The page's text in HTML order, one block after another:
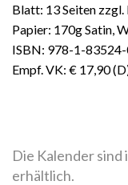
Blatt: 13 Seiten
Papier: 170g Satin,
ISBN: 978-1-
Empf. VK: € 17,90
Die Kalender sind
erhältlich.